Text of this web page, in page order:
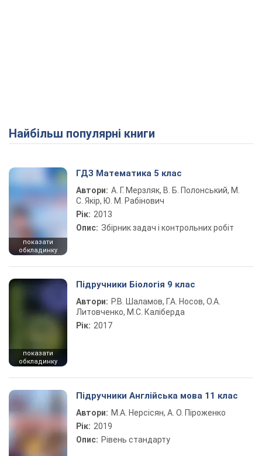
Найбільш популярні книги
показати
обкладинку
ГДЗ Математика 5 клас
Автори: А. Г. Мерзляк, В. Б. Полонський, М.
С. Якір, Ю. М. Рабінович
Рік: 2013
Опис: Збірник задач і контрольних робіт
показати
обкладинку
Підручники Біологія 9 клас
Автори: Р.В. Шаламов, Г.А. Носов, О.А.
Литовченко, М.С. Каліберда
Рік: 2017
Підручники Англійська мова 11 клас
Автори: М.А. Нерсісян, А. О. Піроженко
Рік: 2019
Опис: Рівень стандарту